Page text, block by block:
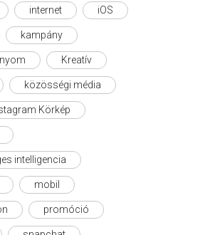
internet iOS
kampány
Kreatív
közösségi média
Körkép
intelligencia
mobil
promóció